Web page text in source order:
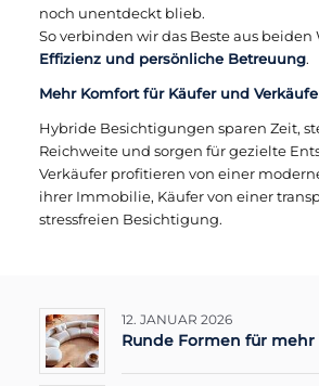
noch unentdeckt blieb.
So verbinden wir das Beste aus beiden
Effizienz und persönliche Betreuung.
Mehr Komfort für Käufer und
Hybride Besichtigungen sparen Zeit,
Reichweite und sorgen für gezielte
Verkäufer profitieren von einer
ihrer Immobilie, Käufer von einer
stressfreien Besichtigung.
12. JANUAR 2026
Runde Formen für